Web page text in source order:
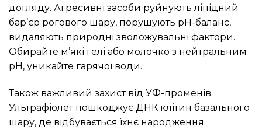
догляду. Агресивні засоби руйнують ліпідний
бар’єр рогового шару, порушують pH-баланс,
видаляють природні зволожувальні фактори.
Обирайте м’які гелі або молочко з нейтральним
pH, уникайте гарячої води.
Також важливий захист від УФ-променів.
Ультрафіолет пошкоджує ДНК клітин базального
шару, де відбувається їхнє народження.